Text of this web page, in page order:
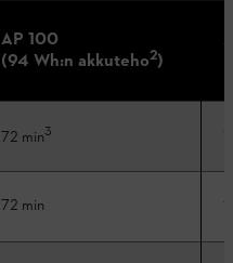
AP 100
(94 Wh:n akkuteho2)
72 min3
72 min